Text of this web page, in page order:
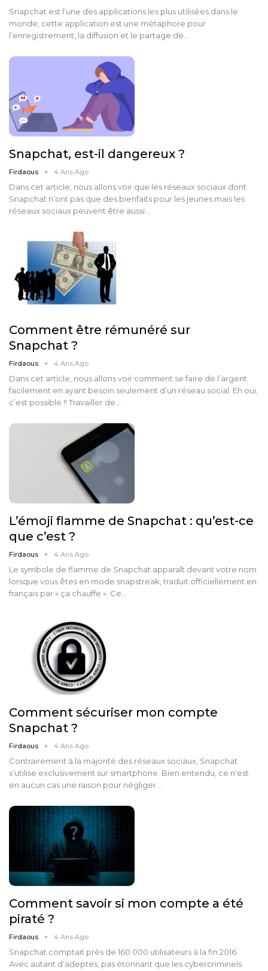
Snapchat est l’une des applications les plus utilisées dans le
monde, cette application est une métaphore pour
l’enregistrement, la diffusion et le partage de…
Snapchat, est-il dangereux ?
Firdaous 4 Ans Ago
Dans cet article, nous allons voir que les réseaux sociaux dont
Snapchat n’ont pas que des bienfaits pour les jeunes mais les
réseaux sociaux peuvent être aussi…
Comment être rémunéré sur
Snapchat ?
Firdaous 4 Ans Ago
Dans cet article, nous allons voir comment se faire de l’argent
facilement en ayant besoin seulement d’un réseau social. Eh oui,
c’est possible !! Travailler de…
L’émoji flamme de Snapchat : qu’est-ce
que c’est ?
Firdaous 4 Ans Ago
Le symbole de flamme de Snapchat apparaît devant votre nom
lorsque vous êtes en mode snapstreak, traduit officiellement en
français par « ça chauffe ». Ce…
Comment sécuriser mon compte
Snapchat ?
Firdaous 4 Ans Ago
Contrairement à la majorité des réseaux sociaux, Snapchat
s’utilise exclusivement sur smartphone. Bien entendu, ce n'est
en aucun cas une raison pour négliger…
Comment savoir si mon compte a été
piraté ?
Firdaous 4 Ans Ago
Snapchat comptait près de 160 000 utilisateurs à la fin 2016.
Avec autant d’adeptes, pas étonnant que les cybercriminels